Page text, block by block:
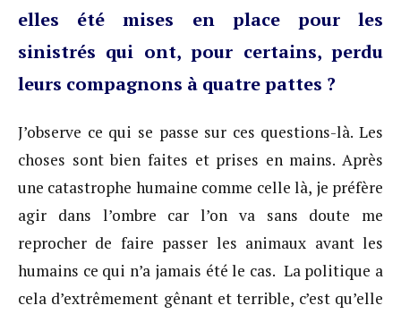
elles été mises en place pour les
sinistrés qui ont, pour certains, perdu
leurs compagnons à quatre pattes ?
J’observe ce qui se passe sur ces questions-là. Les
choses sont bien faites et prises en mains. Après
une catastrophe humaine comme celle là, je préfère
agir dans l’ombre car l’on va sans doute me
reprocher de faire passer les animaux avant les
humains ce qui n’a jamais été le cas. La politique a
cela d’extrêmement gênant et terrible, c’est qu’elle